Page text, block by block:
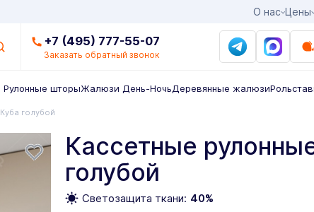
О нас Цены
+7 (495) 777-55-07
Заказать обратный звонок
Рулонные шторыЖалюзи День-НочьДеревянные жалюзи
Куба голубой
Кассетные
голубой
Светозащита ткани: 40%